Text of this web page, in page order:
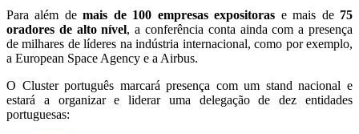
Para além demais de 100 empresas expositoras e mais de 75
oradores de alto nível, a conferência conta ainda com a presença
de milhares de líderes na indústria internacional, como por exemplo,
a European Space Agency e a Airbus.
O Cluster português marcará presença com um stand nacional e
estará a organizar e liderar uma delegação de dez entidades
portuguesas: